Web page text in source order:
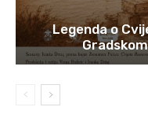
Legenda o